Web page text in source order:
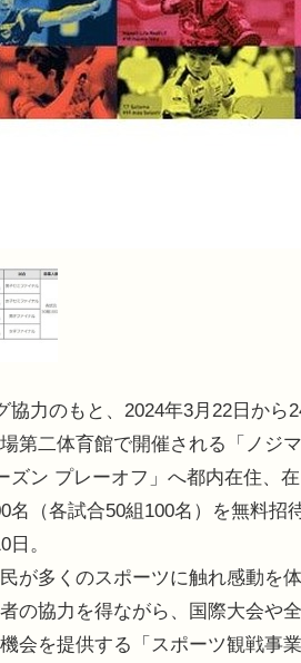
力のもと、2024年3月22日から
第二体育館で開催される「ノジ
ズン プレーオフ」へ都内在住、在
名（各試合50組100名）を無料招
。
が多くのスポーツに触れ感動を
の協力を得ながら、国際大会や
会を提供する「スポーツ観戦事業